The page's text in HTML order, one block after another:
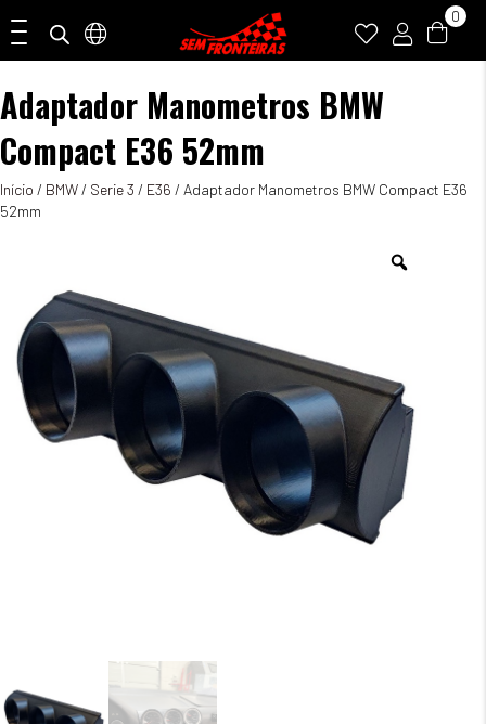
0
Adaptador Manometros BMW
Compact E36 52mm
Início / BMW/ Serie 3 / E36 / Adaptador Manometros BMW Compact E36
52mm